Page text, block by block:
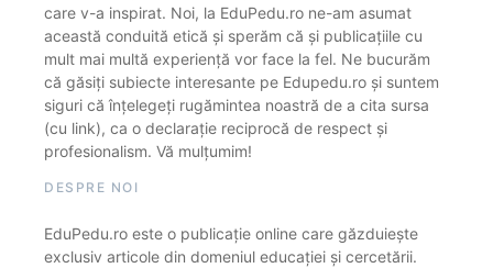
care v-a inspirat. Noi, la EduPedu.ro ne-am asumat
această conduită etică și sperăm că și publicațiile cu
mult mai multă experiență vor face la fel. Ne bucurăm
că găsiți subiecte interesante pe Edupedu.ro și suntem
siguri că înțelegeți rugămintea noastră de a cita sursa
(cu link), ca o declarație reciprocă de respect și
profesionalism. Vă mulțumim!
DESPRE NOI
EduPedu.ro este o publicație online care găzduiește
exclusiv articole din domeniul educației și cercetării.